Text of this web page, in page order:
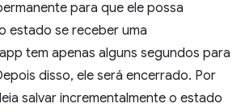
para que ele possa
estado se receber uma
tem apenas alguns segundos para
disso, ele será encerrado. Por
salvar incrementalmente o estado